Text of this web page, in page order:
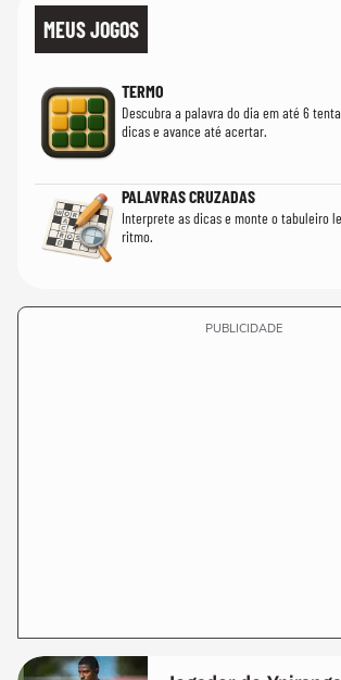
MEUS JOGOS
TERMO
Descubra a palavra do dia em até 6
dicas e avance até acertar.
PALAVRAS CRUZADAS
Interprete as dicas e monte o tabuleiro
ritmo.
PUBLICIDADE